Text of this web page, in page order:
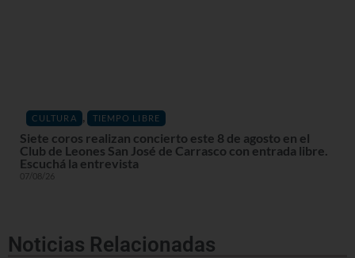
CULTURA , TIEMPO LIBRE
Siete coros realizan concierto este 8 de agosto en el
Club de Leones San José de Carrasco con entrada libre.
Escuchá la entrevista
07/08/26
Noticias Relacionadas